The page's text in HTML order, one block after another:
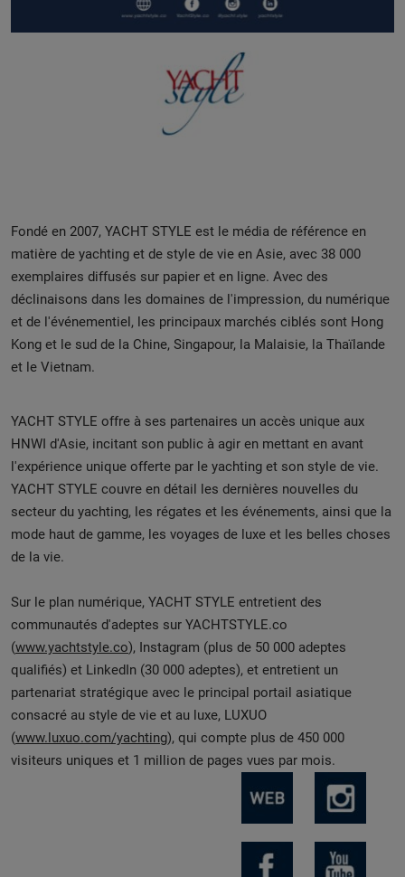
Fondé en 2007, YACHT STYLE est le média de référence en
matière de yachting et de style de vie en Asie, avec 38 000
exemplaires diffusés sur papier et en ligne. Avec des
déclinaisons dans les domaines de l'impression, du numérique
et de l'événementiel, les principaux marchés ciblés sont Hong
Kong et le sud de la Chine, Singapour, la Malaisie, la Thaïlande
et le Vietnam.
YACHT STYLE offre à ses partenaires un accès unique aux
HNWI d'Asie, incitant son public à agir en mettant en avant
l'expérience unique offerte par le yachting et son style de vie.
YACHT STYLE couvre en détail les dernières nouvelles du
secteur du yachting, les régates et les événements, ainsi que la
mode haut de gamme, les voyages de luxe et les belles choses
de la vie.
Sur le plan numérique, YACHT STYLE entretient des
communautés d'adeptes sur YACHTSTYLE.co
(www.yachtstyle.co), Instagram (plus de 50 000 adeptes
qualifiés) et LinkedIn (30 000 adeptes), et entretient un
partenariat stratégique avec le principal portail asiatique
consacré au style de vie et au luxe, LUXUO
(www.luxuo.com/yachting), qui compte plus de 450 000
visiteurs uniques et 1 million de pages vues par mois.